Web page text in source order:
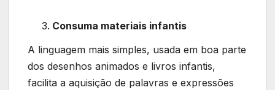
Consuma materiais infantis
A linguagem mais simples, usada em boa parte
dos desenhos animados e livros infantis,
facilita a aquisição de palavras e expressões